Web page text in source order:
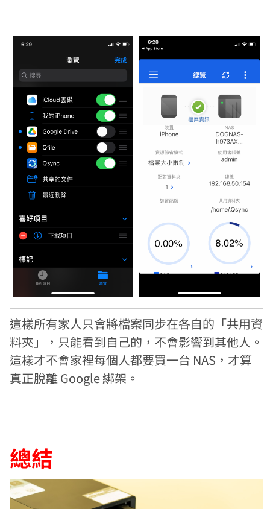
這樣所有家人只會將檔案同步在各自的「共用資
料夾」，只能看到自己的，不會影響到其他人。
這樣才不會家裡每個人都要買一台 NAS，才算
真正脫離 Google 綁架。
總結